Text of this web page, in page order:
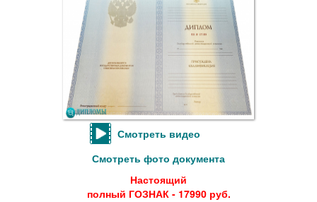
Смотреть видео
Смотреть фото документа
Настоящий
полный ГОЗНАК - 17990 руб.